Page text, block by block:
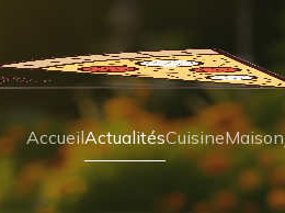
AccueilActualitésCuisineMaison